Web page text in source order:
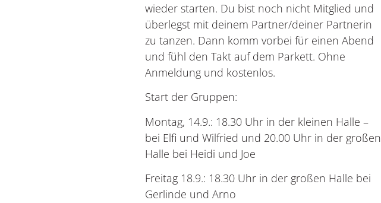
wieder starten. Du bist noch nicht Mitglied und
überlegst mit deinem Partner/deiner Partnerin
zu tanzen. Dann komm vorbei für einen Abend
und fühl den Takt auf dem Parkett. Ohne
Anmeldung und kostenlos.
Start der Gruppen:
Montag, 14.9.: 18.30 Uhr in der kleinen Halle –
bei Elfi und Wilfried und 20.00 Uhr in der großen
Halle bei Heidi und Joe
Freitag 18.9.: 18.30 Uhr in der großen Halle bei
Gerlinde und Arno